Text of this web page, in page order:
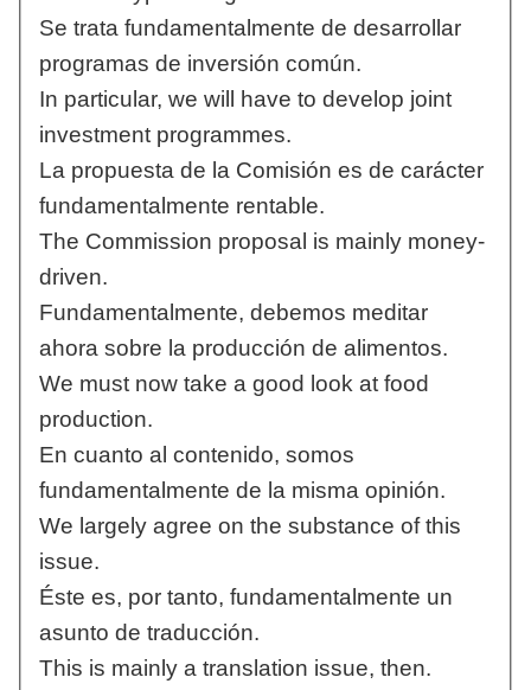
Se trata fundamentalmente de desarrollar
programas de inversión común.
In particular, we will have to develop joint
investment programmes.
La propuesta de la Comisión es de carácter
fundamentalmente rentable.
The Commission proposal is mainly money-
driven.
Fundamentalmente, debemos meditar
ahora sobre la producción de alimentos.
We must now take a good look at food
production.
En cuanto al contenido, somos
fundamentalmente de la misma opinión.
We largely agree on the substance of this
issue.
Éste es, por tanto, fundamentalmente un
asunto de traducción.
This is mainly a translation issue, then.